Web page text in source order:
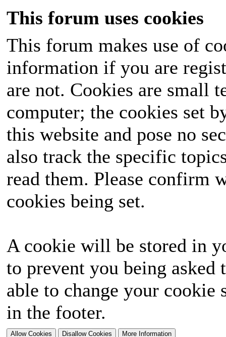
This forum uses cookies
This forum makes use of
information if you are
are not. Cookies are small
computer; the cookies set
this website and pose no
also track the specific
read them. Please confirm
cookies being set.
A cookie will be stored in
to prevent you being
able to change your
in the footer.